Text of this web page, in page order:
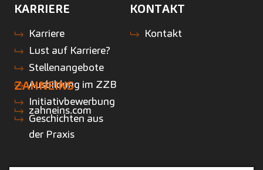
KARRIERE
Karriere
Lust auf Karriere?
Stellenangebote
Ausbildung im ZZB
Initiativbewerbung
Geschichten aus
der Praxis
KONTAKT
Kontakt
ZAHNEINS
zahneins.com